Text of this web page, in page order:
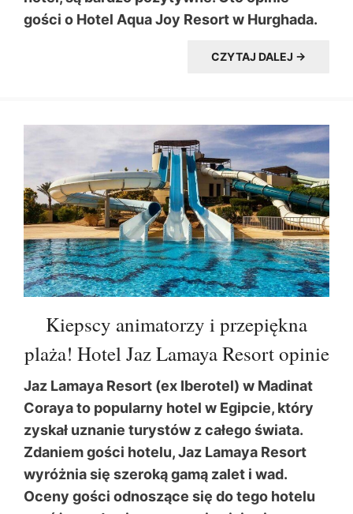
gości o Hotel Aqua Joy Resort w Hurghada.
CZYTAJ DALEJ →
Kiepscy animatorzy i przepiękna
plaża! Hotel Jaz Lamaya Resort opinie
Jaz Lamaya Resort (ex Iberotel) w Madinat
Coraya to popularny hotel w Egipcie, który
zyskał uznanie turystów z całego świata.
Zdaniem gości hotelu, Jaz Lamaya Resort
wyróżnia się szeroką gamą zalet i wad.
Oceny gości odnoszące się do tego hotelu